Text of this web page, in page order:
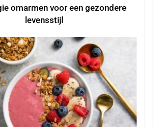
omarmen voor een gezondere
levensstijl